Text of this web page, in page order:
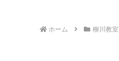
ホーム 柳川教室